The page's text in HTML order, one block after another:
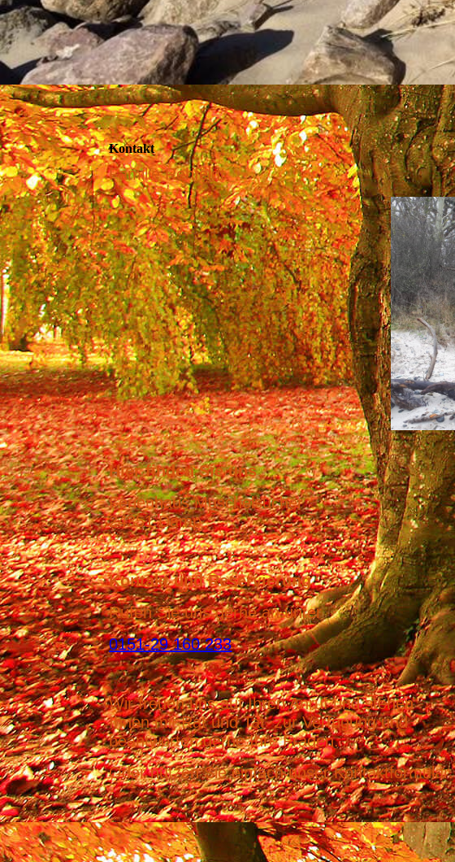
Kontakt
Familie Rehfeldt
Hier finden Sie uns
Ferienhaus Muschelsucher
24351 Damp
Kontakt und Reservierung
Rufen Sie uns gerne an unter
0151-29 160 233
Wir freuen uns auf Ihren Anruf und stehen
Ihnen mit Rat und Tat zur Verfügung und
beantworten gerne Ihre Fragen.
Oder nutzen Sie einfach unser Kontaktformular.